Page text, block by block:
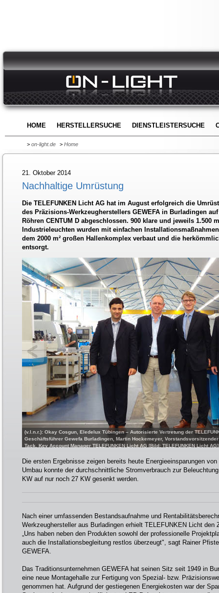
HOME HERSTELLERSUCHE DIENSTLEISTERSUCHE
> on-light.de > Home
21. Oktober 2014
Nachhaltige Umrüstung
Die TELEFUNKEN Licht AG hat im August erfolgreich die
des Präzisions-Werkzeugherstellers GEWEFA in Burladingen
Röhren CENTUM D abgeschlossen. 900 klare und jeweils 1.500
Industrieleuchten wurden mit einfachen
dem 2000 m² großen Hallenkomplex verbaut und die
entsorgt.
(v.l.n.r.): Okay Cosgun, Eledelux Tübingen – Autorisierte Vertretung der
Geschäftsführer Gewefa Burladingen, Martin Hockemeyer,
Tack, Key Account Manager TELEFUNKEN Licht AG [Bild: TELEFUNKEN Licht AG]
Die ersten Ergebnisse zeigen bereits heute Energieeinsparungen
Umbau konnte der durchschnittliche Stromverbrauch zur
KW auf nur noch 27 KW gesenkt werden.
Nach einer umfassenden Bestandsaufnahme und
Werkzeughersteller aus Burladingen erhielt TELEFUNKEN Licht den
„Uns haben neben den Produkten sowohl der professionelle
auch die Installationsbegleitung restlos überzeugt", sagt Rainer
GEWEFA.
Das Traditionsunternehmen GEWEFA hat seinen Sitz seit 1949 in
eine neue Montagehalle zur Fertigung von Spezial- bzw.
genommen hat. Aufgrund der gestiegenen Energiekosten war der